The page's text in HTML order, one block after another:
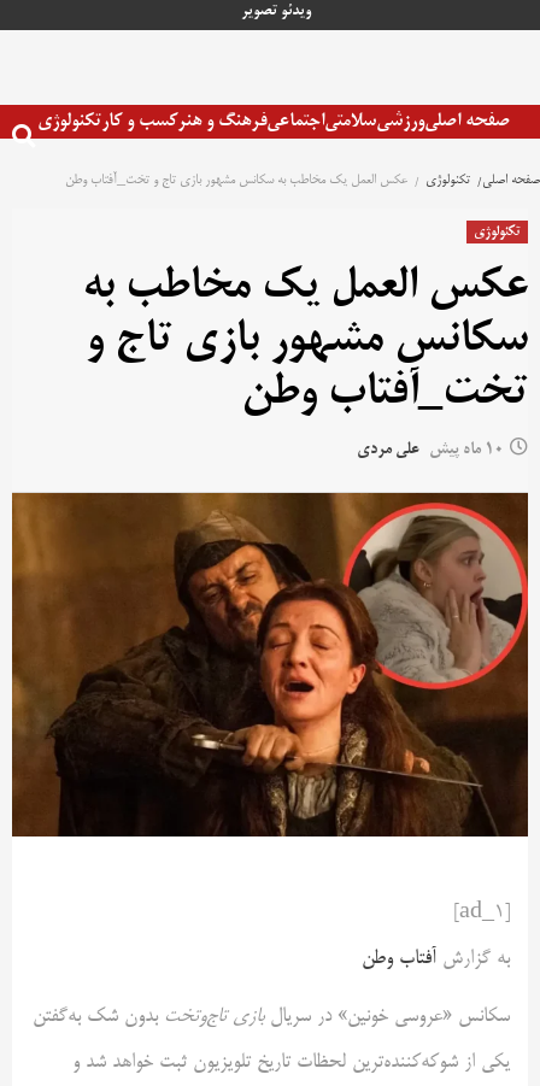
ویدئو تصویر
صفحه اصلیورزشیسلامتیاجتماعیفرهنگ و هنرکسب و کارتکنولوژی
صفحه اصلی تکنولوژی عکس العمل یک مخاطب به سکانس مشهور بازی تاج و تخت_آفتاب وطن
تکنولوژی
عکس العمل یک مخاطب به
سکانس مشهور بازی تاج و
تخت_آفتاب وطن
10 ماه پیش علی مردی
به گزارش آفتاب وطن
سکانس «عروسی خونین» در سریالبازی تاج‌وتخت بدون شک به‌گفتن
یکی از شوکه‌کننده‌ترین لحظات تاریخ تلویزیون ثبت خواهد شد و